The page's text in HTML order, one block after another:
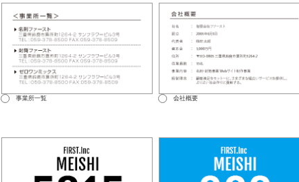
事業所一覧 会社概要